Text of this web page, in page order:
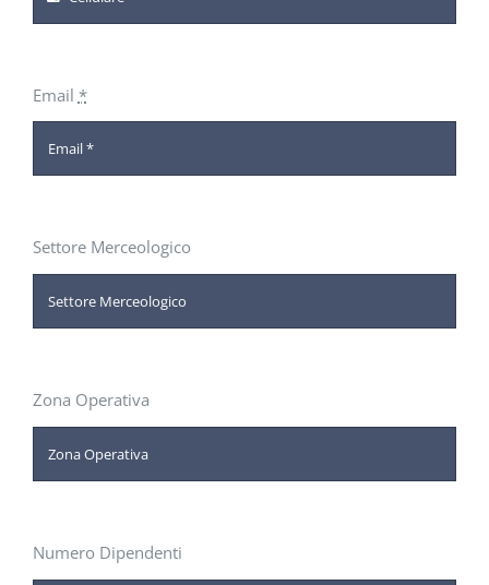
Email *
Settore Merceologico
Zona Operativa
Numero Dipendenti